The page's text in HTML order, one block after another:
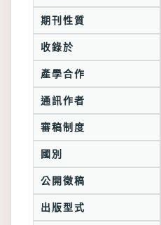
期刊性質
收錄於
產學合作
通訊作者
審稿制度
國別
公開徵稿
出版型式